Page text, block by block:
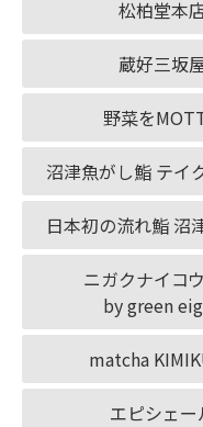
松柏堂本
蔵好三坂
野菜を
沼津魚がし鮨 テイ
日本初の流れ鮨 沼
ニガクナイコ
by green
matcha
エピシェー